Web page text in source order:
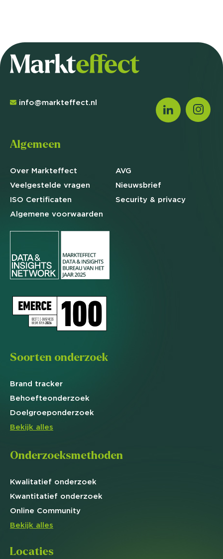
info@markteffect.nl
Algemeen
Over Markteffect
Veelgestelde vragen
ISO Certificaten
Algemene voorwaarden
AVG
Nieuwsbrief
Security & privacy
Soorten onderzoek
Brand tracker
Behoefteonderzoek
Doelgroeponderzoek
Bekijk alles
Onderzoeksmethoden
Kwalitatief onderzoek
Kwantitatief onderzoek
Online Community
Bekijk alles
Locaties